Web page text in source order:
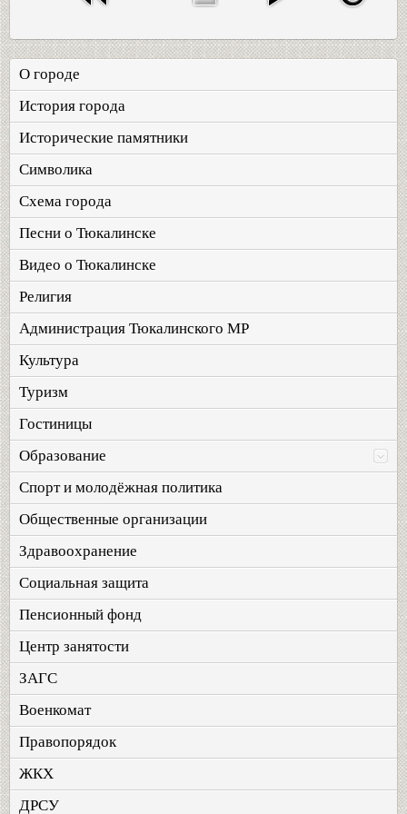
О городе
История города
Исторические памятники
Символика
Схема города
Песни о Тюкалинске
Видео о Тюкалинске
Религия
Администрация Тюкалинского МР
Культура
Туризм
Гостиницы
Образование
Спорт и молодёжная политика
Общественные организации
Здравоохранение
Социальная защита
Пенсионный фонд
Центр занятости
ЗАГС
Военкомат
Правопорядок
ЖКХ
ДРСУ